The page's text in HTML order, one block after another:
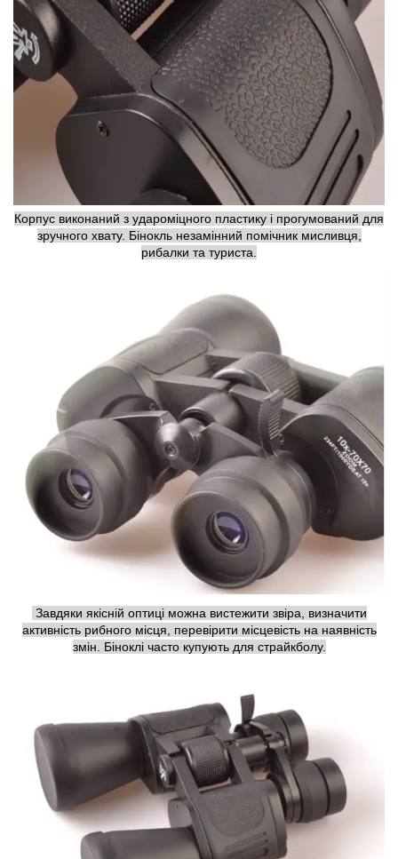
Корпус виконаний з удароміцного пластику і прогумований для
зручного хвату. Бінокль незамінний помічник мисливця,
рибалки та туриста.
Завдяки якісній оптиці можна вистежити звіра, визначити
активність рибного місця, перевірити місцевість на наявність
змін. Біноклі часто купують для страйкболу.